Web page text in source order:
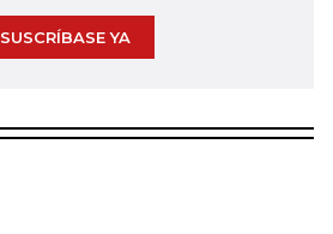
SUSCRÍBASE YA